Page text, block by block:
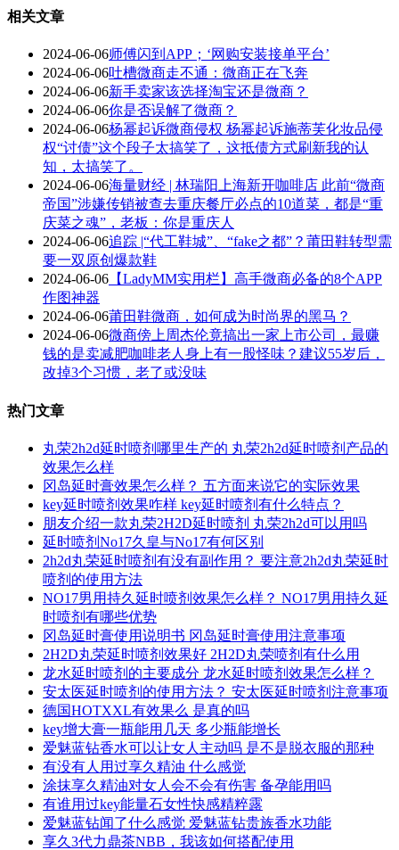
相关文章
2024-06-06师傅闪到APP；‘网购安装接单平台’
2024-06-06吐槽微商走不通：微商正在飞奔
2024-06-06新手卖家该选择淘宝还是微商？
2024-06-06你是否误解了微商？
2024-06-06杨幂起诉微商侵权 杨幂起诉施蒂芙化妆品侵
权“讨债”这个段子太搞笑了，这抵债方式刷新我的认
知，太搞笑了。
2024-06-06海量财经 | 林瑞阳上海新开咖啡店 此前“微商
帝国”涉嫌传销被查去重庆餐厅必点的10道菜，都是“重
庆菜之魂”，老板：你是重庆人
2024-06-06追踪 |“代工鞋城”、“fake之都”？莆田鞋转型需
要一双原创爆款鞋
2024-06-06 【LadyMM实用栏】高手微商必备的8个APP
作图神器
2024-06-06莆田鞋微商，如何成为时尚界的黑马？
2024-06-06微商傍上周杰伦竟搞出一家上市公司，最赚
钱的是卖减肥咖啡老人身上有一股怪味？建议55岁后，
改掉3个习惯，老了或没味
热门文章
丸荣2h2d延时喷剂哪里生产的 丸荣2h2d延时喷剂产品的
效果怎么样
冈岛延时膏效果怎么样？ 五方面来说它的实际效果
key延时喷剂效果咋样 key延时喷剂有什么特点？
朋友介绍一款丸荣2H2D延时喷剂 丸荣2h2d可以用吗
延时喷剂No17久皇与No17有何区别
2h2d丸荣延时喷剂有没有副作用？ 要注意2h2d丸荣延时
喷剂的使用方法
NO17男用持久延时喷剂效果怎么样？ NO17男用持久延
时喷剂有哪些优势
冈岛延时膏使用说明书 冈岛延时膏使用注意事项
2H2D丸荣延时喷剂效果好 2H2D丸荣喷剂有什么用
龙水延时喷剂的主要成分 龙水延时喷剂效果怎么样？
安太医延时喷剂的使用方法？ 安太医延时喷剂注意事项
德国HOTXXL有效果么 是真的吗
key增大膏一瓶能用几天 多少瓶能增长
爱魅蓝钻香水可以让女人主动吗 是不是脱衣服的那种
有没有人用过享久精油 什么感觉
涂抹享久精油对女人会不会有伤害 备孕能用吗
有谁用过key能量石女性快感精粹露
爱魅蓝钻闻了什么感觉 爱魅蓝钻贵族香水功能
享久3代力鼎茶NBB，我该如何搭配使用